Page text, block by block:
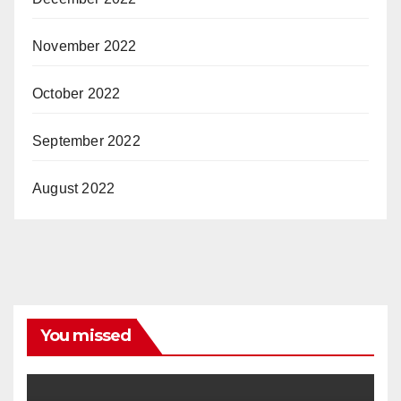
November 2022
October 2022
September 2022
August 2022
You missed